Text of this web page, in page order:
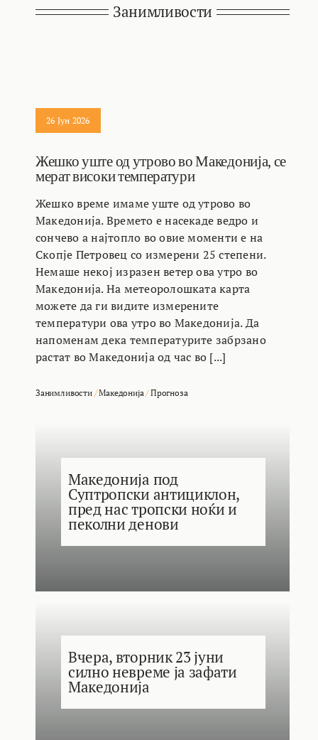
Занимливости
26 Јун 2026
Жешко уште од утрово во Македонија, се
мерат високи температури
Жешко време имаме уште од утрово во
Македонија. Времето е насекаде ведро и
сончево а најтопло во овие моменти е на
Скопје Петровец со измерени 25 степени.
Немаше некој изразен ветер ова утро во
Македонија. На метеоролошката карта
можете да ги видите измерените
температури ова утро во Македонија. Да
напоменам дека температурите забрзано
растат во Македонија од час во [...]
Занимливости/Македонија/Прогноза
Македонија под
Суптропски антициклон,
пред нас тропски ноќи и
пеколни денови
Вчера, вторник 23 јуни
силно невреме ја зафати
Македонија